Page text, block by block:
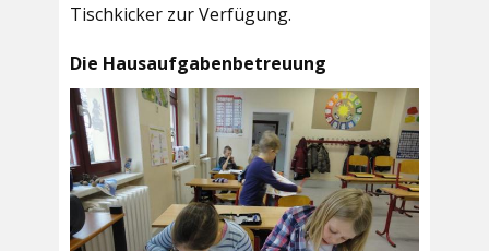
Tischkicker zur Verfügung.
Die Hausaufgabenbetreuung